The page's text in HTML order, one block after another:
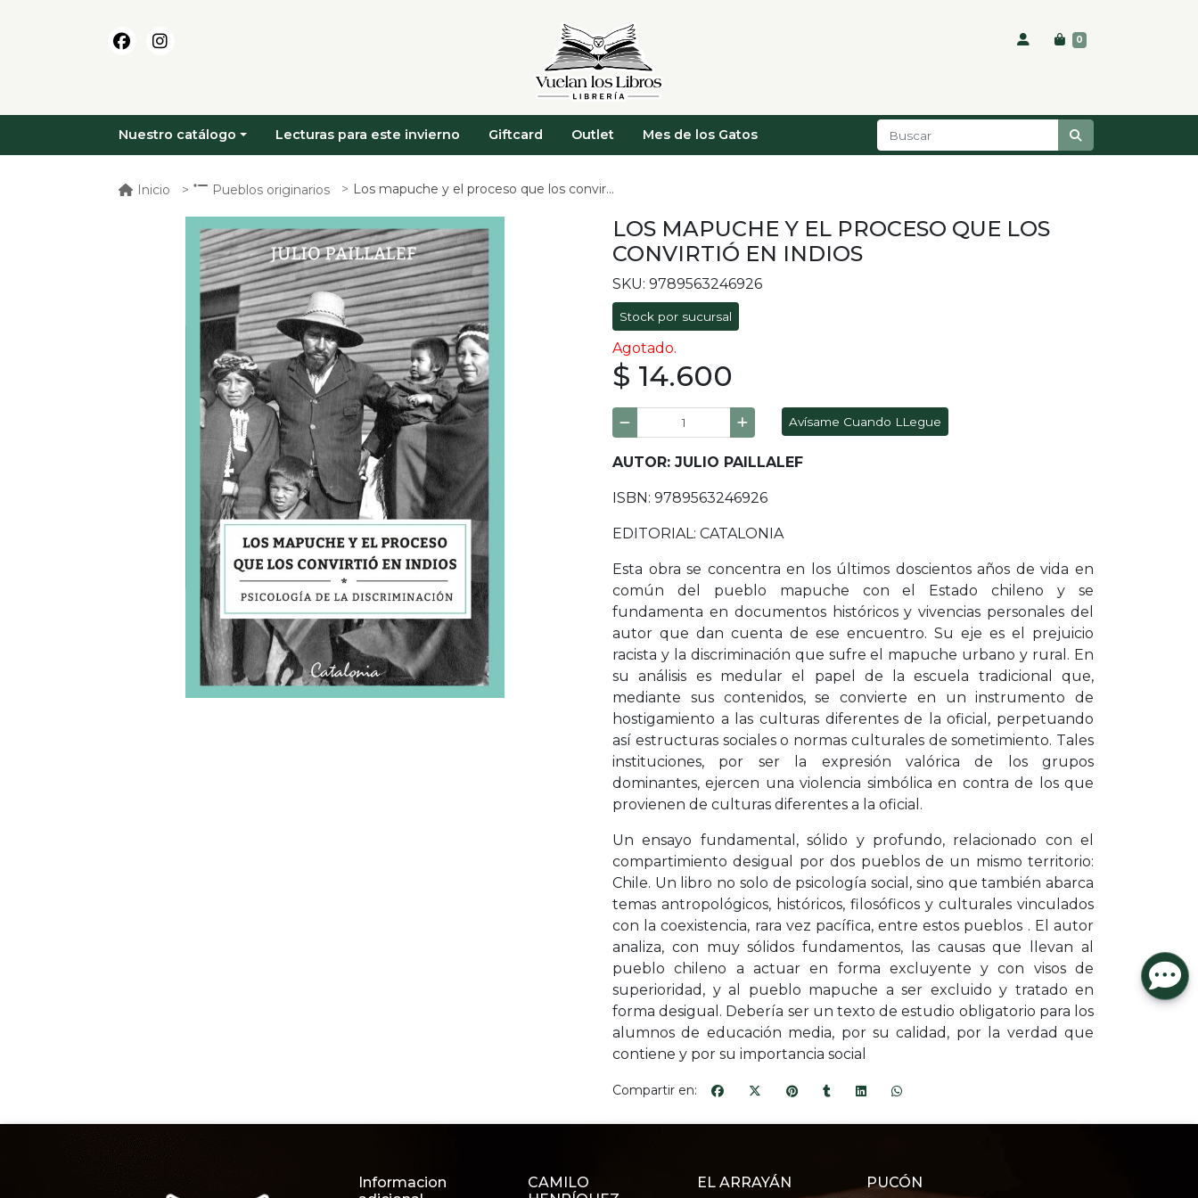
0
Nuestro catálogo Lecturas para este invierno Giftcard Outlet Mes de los Gatos
Inicio Pueblos originarios Los mapuche y el proceso que los convirtió en indios
LOS MAPUCHE Y EL PROCESO QUE LOS
CONVIRTIÓ EN INDIOS
SKU: 9789563246926
Stock por sucursal
Agotado.
$ 14.600
Avísame Cuando LLegue
AUTOR: JULIO PAILLALEF
ISBN: 9789563246926
EDITORIAL: CATALONIA
Esta obra se concentra en los últimos doscientos años de vida en
común del pueblo mapuche con el Estado chileno y se
fundamenta en documentos históricos y vivencias personales del
autor que dan cuenta de ese encuentro. Su eje es el prejuicio
racista y la discriminación que sufre el mapuche urbano y rural. En
su análisis es medular el papel de la escuela tradicional que,
mediante sus contenidos, se convierte en un instrumento de
hostigamiento a las culturas diferentes de la oficial, perpetuando
así estructuras sociales o normas culturales de sometimiento. Tales
instituciones, por ser la expresión valórica de los grupos
dominantes, ejercen una violencia simbólica en contra de los que
provienen de culturas diferentes a la oficial.
Un ensayo fundamental, sólido y profundo, relacionado con el
compartimiento desigual por dos pueblos de un mismo territorio:
Chile. Un libro no solo de psicología social, sino que también abarca
temas antropológicos, históricos, filosóficos y culturales vinculados
con la coexistencia, rara vez pacífica, entre estos pueblos . El autor
analiza, con muy sólidos fundamentos, las causas que llevan al
pueblo chileno a actuar en forma excluyente y con visos de
superioridad, y al pueblo mapuche a ser excluido y tratado en
forma desigual. Debería ser un texto de estudio obligatorio para los
alumnos de educación media, por su calidad, por la verdad que
contiene y por su importancia social
Compartir en:
Informacion
CAMILO
EL ARRAYÁN PUCÓN